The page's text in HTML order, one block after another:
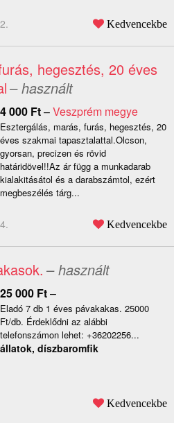
Kedvencekbe
hegesztés, 20 éves
– használt
4 000 Ft–Veszprém megye
Esztergálás, marás, furás, hegesztés, 20
éves szakmai tapasztalattal.Olcson,
gyorsan, precizen és rövid
határidövel!!Az ár függ a munkadarab
kialakitásátol és a darabszámtol, ezért
megbeszélés tárg...
Kedvencekbe
– használt
25 000 Ft–
Eladó 7 db 1 éves pávakakas. 25000
Ft/db. Érdeklődni az alábbi
telefonszámon lehet: +36202256...
állatok, díszbaromfik
Kedvencekbe